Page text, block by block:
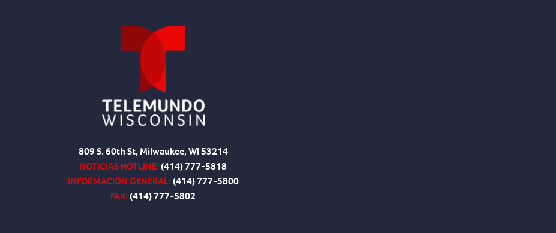
809 S. 60th St, Milwaukee, WI 53214
NOTICIAS HOTLINE:(414) 777-5818
INFORMACIÓN GENERAL:(414) 777-5800
FAX:(414) 777-5802